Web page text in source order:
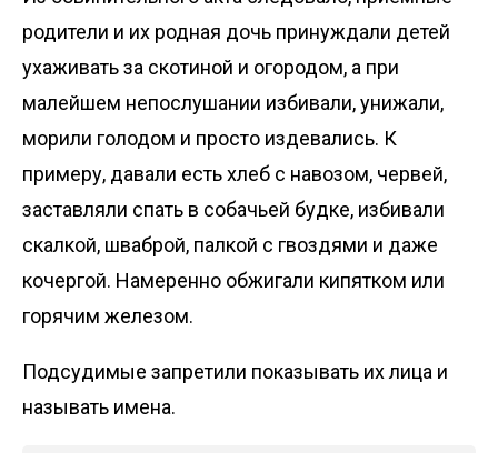
родители и их родная дочь принуждали детей
ухаживать за скотиной и огородом, а при
малейшем непослушании избивали, унижали,
морили голодом и просто издевались. К
примеру, давали есть хлеб с навозом, червей,
заставляли спать в собачьей будке, избивали
скалкой, шваброй, палкой с гвоздями и даже
кочергой. Намеренно обжигали кипятком или
горячим железом.
Подсудимые запретили показывать их лица и
называть имена.